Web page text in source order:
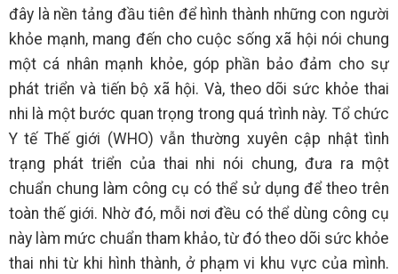
đây là nền tảng đầu tiên để hình thành những con người
khỏe mạnh, mang đến cho cuộc sống xã hội nói chung
một cá nhân mạnh khỏe, góp phần bảo đảm cho sự
phát triển và tiến bộ xã hội. Và, theo dõi sức khỏe thai
nhi là một bước quan trọng trong quá trình này. Tổ chức
Y tế Thế giới (WHO) vẫn thường xuyên cập nhật tình
trạng phát triển của thai nhi nói chung, đưa ra một
chuẩn chung làm công cụ có thể sử dụng để theo trên
toàn thế giới. Nhờ đó, mỗi nơi đều có thể dùng công cụ
này làm mức chuẩn tham khảo, từ đó theo dõi sức khỏe
thai nhi từ khi hình thành, ở phạm vi khu vực của mình.